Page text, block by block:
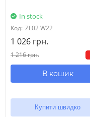
In stock
Код: ZL02 W22
1 026 грн.
1 216 грн.
В кошик
Купити швидко